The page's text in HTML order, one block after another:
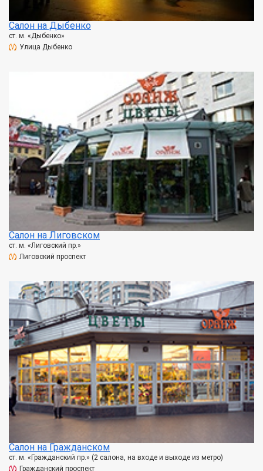
Салон на Дыбенко
ст. м. «Дыбенко»
Улица Дыбенко
Салон на Лиговском
ст. м. «Лиговский пр.»
Лиговский проспект
Салон на Гражданском
ст. м. «Гражданский пр.» (2 салона, на входе и выходе из метро)
Гражданский проспект